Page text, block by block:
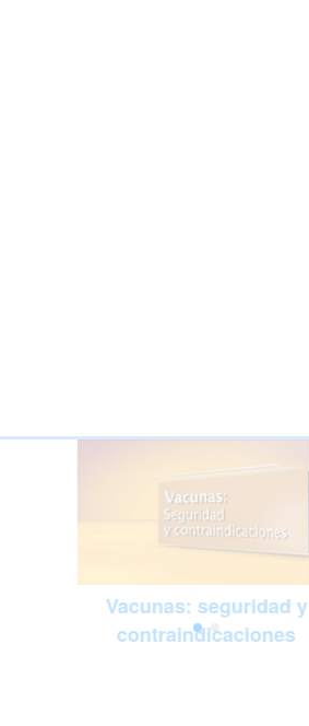
Vacunas: seguridad y
contraindicaciones